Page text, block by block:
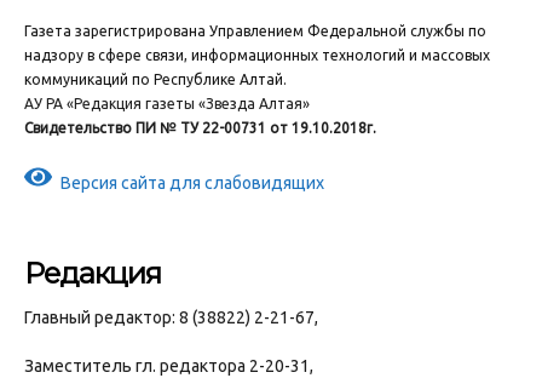
Газета зарегистрирована Управлением Федеральной службы по
надзору в сфере связи, информационных технологий и массовых
коммуникаций по Республике Алтай.
АУ РА «Редакция газеты «Звезда Алтая»
Свидетельство ПИ № ТУ 22-00731 от 19.10.2018г.
Версия сайта для слабовидящих
Редакция
Главный редактор: 8 (38822) 2-21-67,
Заместитель гл. редактора 2-20-31,